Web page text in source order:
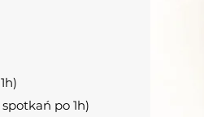
po 1h)